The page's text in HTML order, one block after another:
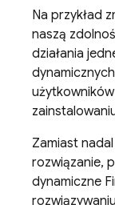
Na przykład
naszą
działania
Zamiast
rozwiązanie,
dynamiczne